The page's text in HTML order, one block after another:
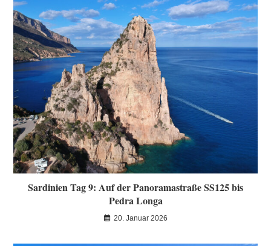
Sardinien Tag 9: Auf der Panoramastraße SS125 bis
Pedra Longa
20. Januar 2026